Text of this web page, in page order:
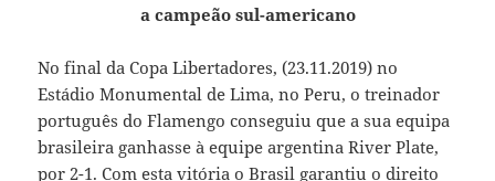
a campeão sul-americano
No final da Copa Libertadores, (23.11.2019) no
Estádio Monumental de Lima, no Peru, o treinador
português do Flamengo conseguiu que a sua equipa
brasileira ganhasse à equipe argentina River Plate,
por 2-1. Com esta vitória o Brasil garantiu o direito